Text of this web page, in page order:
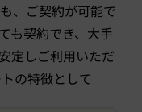
、ご契約が可能で
も契約でき、大手
定しご利用いただ
の特徴として